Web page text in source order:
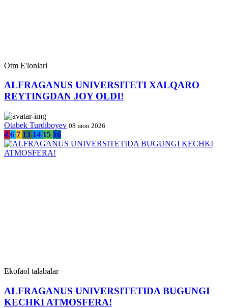
Otm E'lonlari
ALFRAGANUS UNIVERSITETI XALQARO
REYTINGDAN JOY OLDI!
Otabek Turdiboyev 08 июн 2026
4 6 7 13 14 15 16
Ekofaol talabalar
ALFRAGANUS UNIVERSITETIDA BUGUNGI
KECHKI ATMOSFERA!